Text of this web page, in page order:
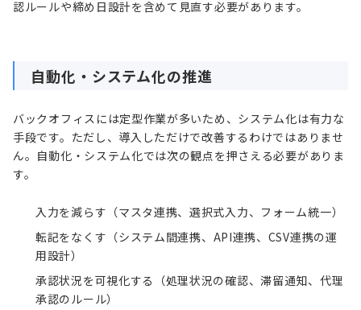
認ルールや締め日設計を含めて見直す必要があります。
自動化・システム化の推進
バックオフィスには定型作業が多いため、システム化は有力な
手段です。ただし、導入しただけで改善するわけではありませ
ん。自動化・システム化では次の観点を押さえる必要がありま
す。
入力を減らす（マスタ連携、選択式入力、フォーム統一）
転記をなくす（システム間連携、 API連携、 CSV連携の運
用設計）
承認状況を可視化する（処理状況の確認、滞留通知、代理
承認のルール）